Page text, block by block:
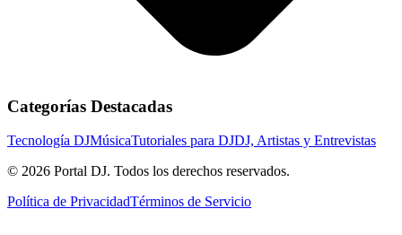
Categorías Destacadas
Tecnología DJMúsicaTutoriales para DJDJ, Artistas y Entrevistas
© 2026 Portal DJ. Todos los derechos reservados.
Política de PrivacidadTérminos de Servicio